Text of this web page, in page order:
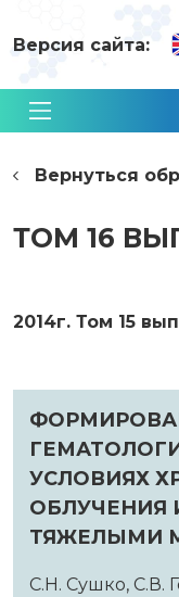
Версия сайта:
Вернуться
ТОМ 16
2014г. Том 15
УСЛОВИЯХ
ОБЛУЧЕНИЯ
ТЯЖЕЛЫМИ
С.Н. Сушко, С.В.